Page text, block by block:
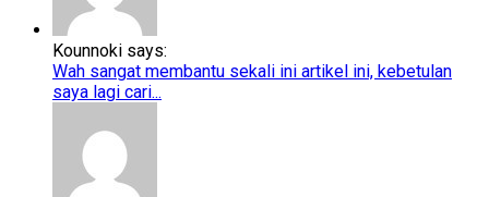
Kounnoki says:
Wah sangat membantu sekali ini artikel ini, kebetulan
saya lagi cari...